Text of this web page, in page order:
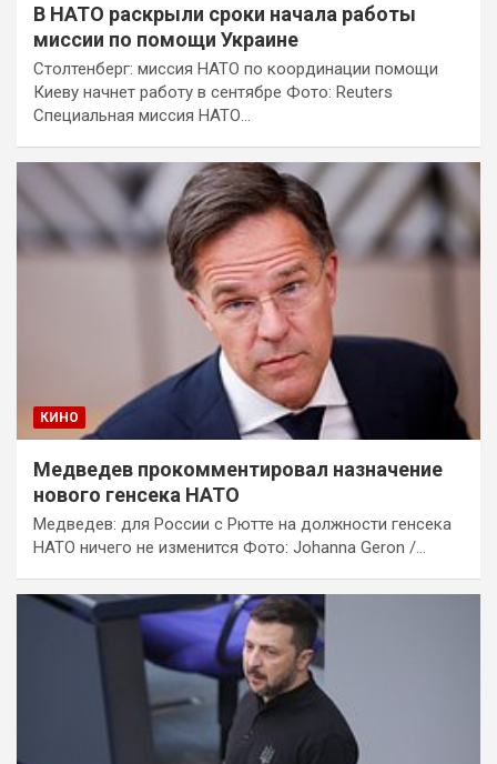
В НАТО раскрыли сроки начала работы
миссии по помощи Украине
Столтенберг: миссия НАТО по координации помощи
Киеву начнет работу в сентябре Фото: Reuters
Специальная миссия НАТО…
КИНО
Медведев прокомментировал назначение
нового генсека НАТО
Медведев: для России с Рютте на должности генсека
НАТО ничего не изменится Фото: Johanna Geron /…